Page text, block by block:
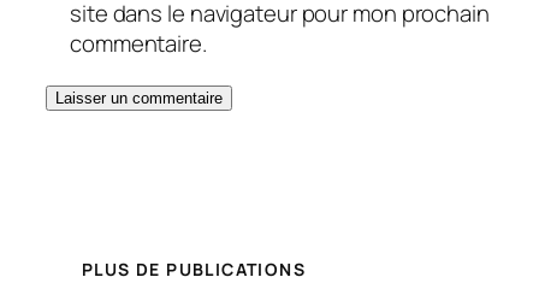
site dans le navigateur pour mon prochain
commentaire.
PLUS DE PUBLICATIONS